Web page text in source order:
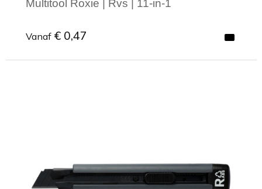
Multitool Roxie | Rvs | 11-in-1
Vanaf € 0,47